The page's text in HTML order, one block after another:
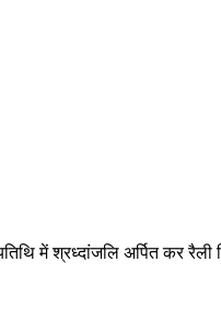
में श्रध्दांजलि अर्पित कर